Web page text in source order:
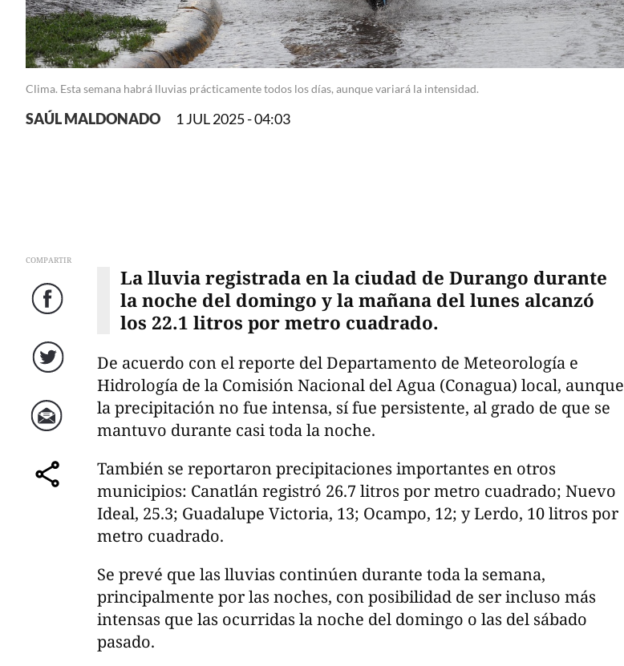
Clima. Esta semana habrá lluvias prácticamente todos los días, aunque variará la intensidad.
SAÚL MALDONADO 1 JUL 2025 - 04:03
COMPARTIR
Facebook
Twitter
Correo
comparte
La lluvia registrada en la ciudad de Durango durante
la noche del domingo y la mañana del lunes alcanzó
los 22.1 litros por metro cuadrado.
De acuerdo con el reporte del Departamento de Meteorología e
Hidrología de la Comisión Nacional del Agua (Conagua) local, aunque
la precipitación no fue intensa, sí fue persistente, al grado de que se
mantuvo durante casi toda la noche.
También se reportaron precipitaciones importantes en otros
municipios: Canatlán registró 26.7 litros por metro cuadrado; Nuevo
Ideal, 25.3; Guadalupe Victoria, 13; Ocampo, 12; y Lerdo, 10 litros por
metro cuadrado.
Se prevé que las lluvias continúen durante toda la semana,
principalmente por las noches, con posibilidad de ser incluso más
intensas que las ocurridas la noche del domingo o las del sábado
pasado.